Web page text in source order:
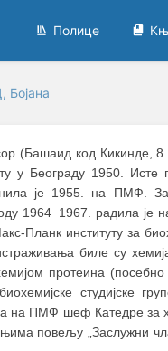
Полице
(Башаид код Кикинде,
у Београду 1950. Исте
је 1955. на ПМФ.
1964−1967. радила је
Планк институту за
биле су
протеина
студијске
на ПМФ шеф Катедре за
повељу „Заслужни